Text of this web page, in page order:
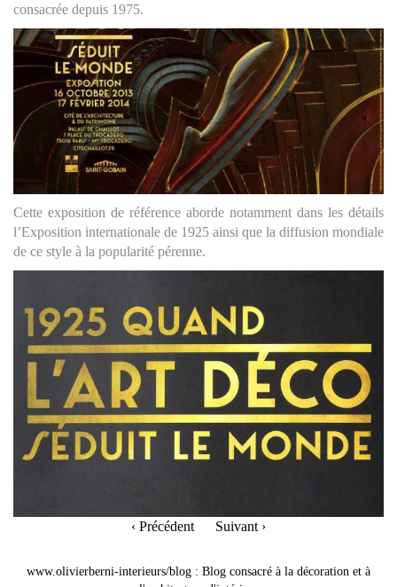
consacrée depuis 1975.
Cette exposition de référence aborde notamment dans les détails
l’Exposition internationale de 1925 ainsi que la diffusion mondiale
de ce style à la popularité pérenne.
‹ Précédent Suivant ›
www.olivierberni-interieurs/blog : Blog consacré à la décoration et à